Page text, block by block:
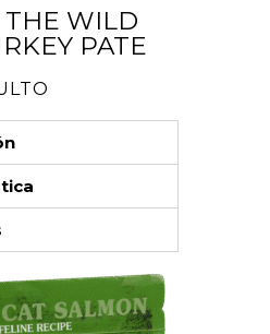
THE WILD
PATE